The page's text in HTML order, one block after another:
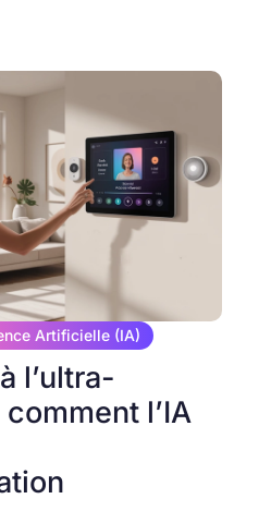
Artificielle (IA)
l’ultra-
l’IA